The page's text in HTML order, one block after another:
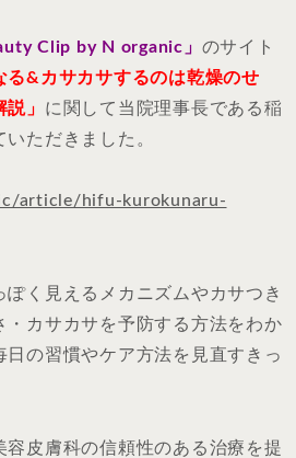
Clip by N organic 」 のサイト
る&カサカサするのは乾燥のせ
」 に関して当院理事長である稲
ただきました。
article/hifu-kurokunaru-
く見えるメカニズムやカサつき
・カサカサを予防する方法をわか
日の習慣やケア方法を見直すきっ
容皮膚科の信頼性のある治療を提